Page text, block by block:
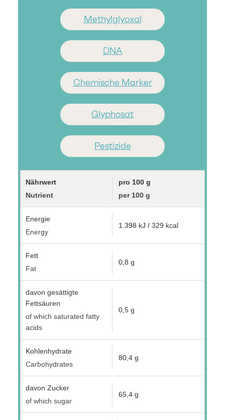
Methylglyoxal
DNA
Chemische Marker
Glyphosat
Pestizide
Nährwert
Nutrient
pro 100 g
per 100 g
Energie
Energy
1.398 kJ / 329 kcal
Fett
Fat
0,8 g
davon gesättigte
Fettsäuren
of which saturated fatty
acids
0,5 g
Kohlenhydrate
Carbohydrates
80,4 g
davon Zucker
of which sugar
65,4 g